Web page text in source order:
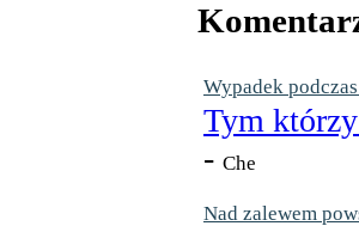
Wypadek
Tym którzy
- Che
Nad zalewem